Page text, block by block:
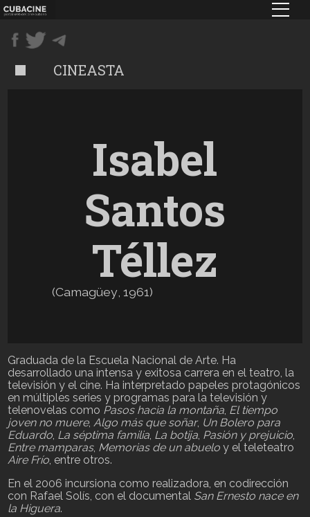
Pasar
al
contenido
principal
CINEASTA
Isabel
Santos
Téllez
(Camagüey,1961)
Graduada de la Escuela Nacional de Arte. Ha
desarrollado una intensa y exitosa carrera en el teatro, la
televisión y el cine. Ha interpretado papeles protagónicos
en múltiples series y programas para la televisión y
telenovelas como Pasos hacia la montaña, El tiempo
joven no muere,Algo más que soñar, Un Bolero para
Eduardo, La séptima familia, La botija, Pasión y prejuicio,
Entre mamparas, Memorias de un abuelo y el teleteatro
Aire Frío, entre otros.
En el 2006 incursiona como realizadora, en codirección
con Rafael Solís, con el documental San Ernesto nace en
la Higuera.